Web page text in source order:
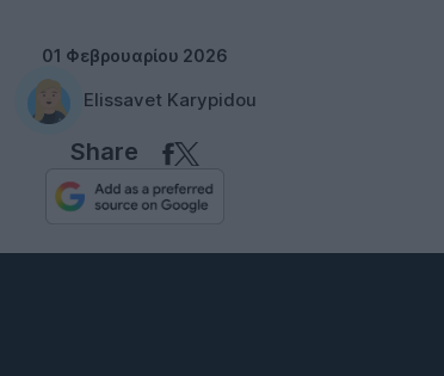
01 Φεβρουαρίου 2026
Elissavet Karypidou
Share